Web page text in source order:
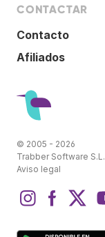
CONTACTAR
Contacto
Afiliados
© 2005 - 2026
Trabber Software S.L.
Aviso legal